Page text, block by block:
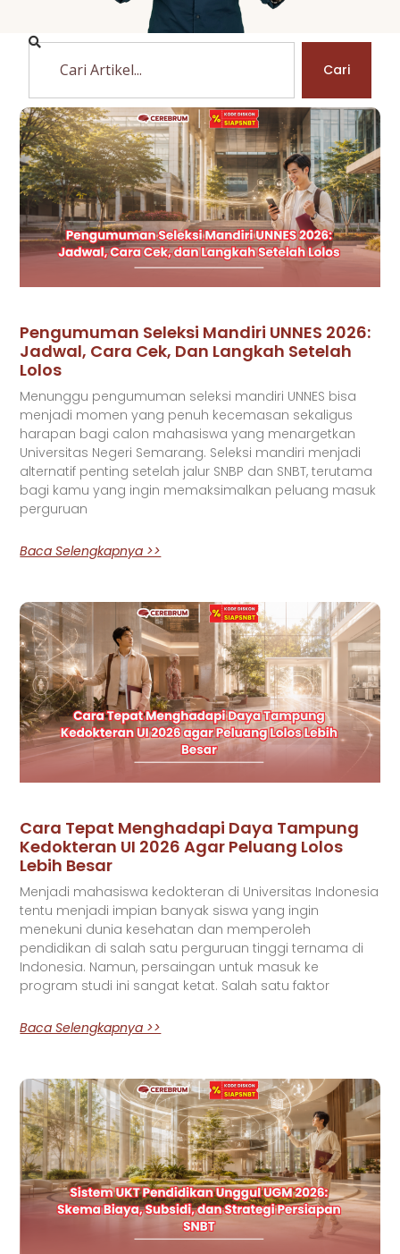
Cari
Pengumuman Seleksi Mandiri UNNES 2026:
Jadwal, Cara Cek, Dan Langkah Setelah
Lolos
Menunggu pengumuman seleksi mandiri UNNES bisa
menjadi momen yang penuh kecemasan sekaligus
harapan bagi calon mahasiswa yang menargetkan
Universitas Negeri Semarang. Seleksi mandiri menjadi
alternatif penting setelah jalur SNBP dan SNBT, terutama
bagi kamu yang ingin memaksimalkan peluang masuk
perguruan
Baca Selengkapnya >>
Cara Tepat Menghadapi Daya Tampung
Kedokteran UI 2026 Agar Peluang Lolos
Lebih Besar
Menjadi mahasiswa kedokteran di Universitas Indonesia
tentu menjadi impian banyak siswa yang ingin
menekuni dunia kesehatan dan memperoleh
pendidikan di salah satu perguruan tinggi ternama di
Indonesia. Namun, persaingan untuk masuk ke
program studi ini sangat ketat. Salah satu faktor
Baca Selengkapnya >>